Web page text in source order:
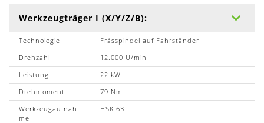
Werkzeugträger I (X/Y/Z/B):
Technologie
Frässpindel auf Fahrständer
Drehzahl
12.000 U/min
Leistung
22 kW
Drehmoment
79 Nm
Werkzeugaufnah
me
HSK 63